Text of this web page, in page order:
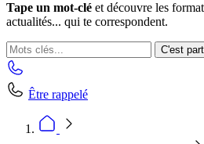
Tape un mot-clé et découvre les
actualités... qui te correspondent.
C'est
Être rappelé